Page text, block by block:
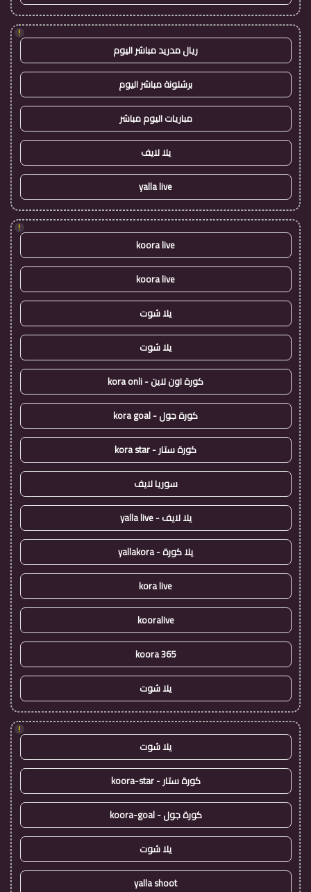
!
ريال مدريد مباشر اليوم
برشلونة مباشر اليوم
مباريات اليوم مباشر
يلا لايف
yalla live
!
koora live
koora live
يلا شوت
يلا شوت
كورة اون لاين - kora onli
كورة جول - kora goal
كورة ستار - kora star
سوريا لايف
يلا لايف - yalla live
يلا كورة - yallakora
kora live
kooralive
koora 365
يلا شوت
!
يلا شوت
كورة ستار - koora-star
كورة جول - koora-goal
يلا شوت
yalla shoot